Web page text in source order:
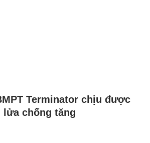
Terminator chịu được
lửa chống tăng